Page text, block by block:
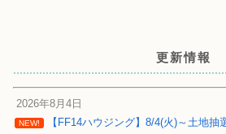
更新情報
2026年8月4日
NEW!
【FF14ハウジング】8/4(火)～土地抽